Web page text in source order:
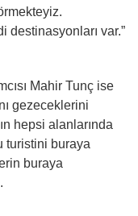
destinasyonları var.”
Mahir Tunç ise
gezeceklerini
hepsi alanlarında
turistini buraya
buraya